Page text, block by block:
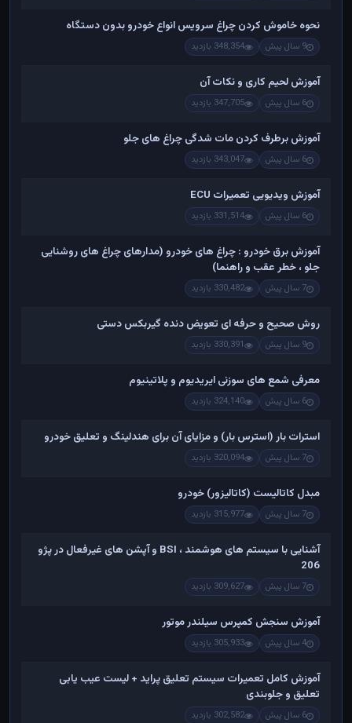
نحوه خاموش کردن چراغ سرویس انواع خودرو بدون دستگاه
9 سال پیش 348,354 بازدید
آموزش لحیم کاری و نکات آن
6 سال پیش 347,705 بازدید
آموزش برطرف کردن مات شدگی چراغ های جلو
6 سال پیش 343,047 بازدید
آموزش ویدیویی تعمیرات ECU
6 سال پیش 331,514 بازدید
آموزش برق خودرو : چراغ های خودرو (مدارهای چراغ های روشنایی
جلو ، خطر عقب و راهنما)
7 سال پیش 330,482 بازدید
روش صحیح و حرفه ای تعویض دنده گیربکس دستی
9 سال پیش 330,391 بازدید
معرفی شمع های سوزنی ایریدیوم و پلاتینیوم
6 سال پیش 324,140 بازدید
استرات بار (استرس بار) و مزایای آن برای هندلینگ و تعلیق خودرو
7 سال پیش 320,094 بازدید
مبدل کاتالیست (کاتالیزور) خودرو
7 سال پیش 315,977 بازدید
آشنایی با سیستم های هوشمند ، BSI و آپشن های غیرفعال در پژو
206
7 سال پیش 309,627 بازدید
آموزش سنجش کمپرس سیلندر موتور
4 سال پیش 305,933 بازدید
آموزش کامل تعمیرات سیستم تعلیق پراید + لیست عیب یابی
تعلیق و جلوبندی
6 سال پیش 302,582 بازدید